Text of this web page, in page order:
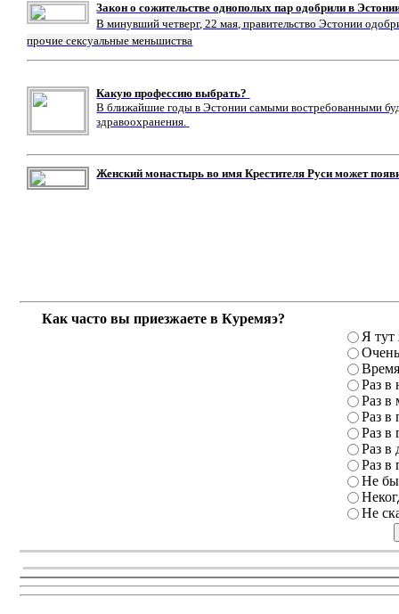
Закон о сожительстве однополых пар одобрили в
В минувший четверг, 22 мая, правительство Эстонии
прочие сексуальные меньшиства
Какую профессию выбрать?
В ближайшие годы в Эстонии самыми востребованными
здравоохранения.
Женский монастырь во имя Крестителя Руси может
Как часто вы приезжаете в Куремяэ?
Я тут
Раз в
Раз в
Раз в
Раз в
Раз в
Раз в
Не
Не